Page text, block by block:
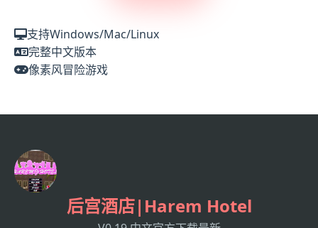
支持Windows/Mac/Linux
完整中文版本
像素风冒险游戏
后宫酒店|Harem Hotel